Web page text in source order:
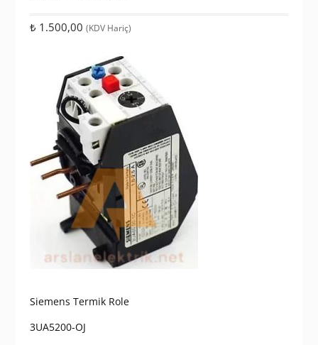
₺ 1.500,00 (KDV Hariç)
Siemens Termik Role
3UA5200-OJ